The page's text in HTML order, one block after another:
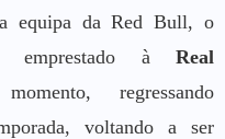
equipa da Red Bull, o
emprestado à Real
regressando
voltando a ser